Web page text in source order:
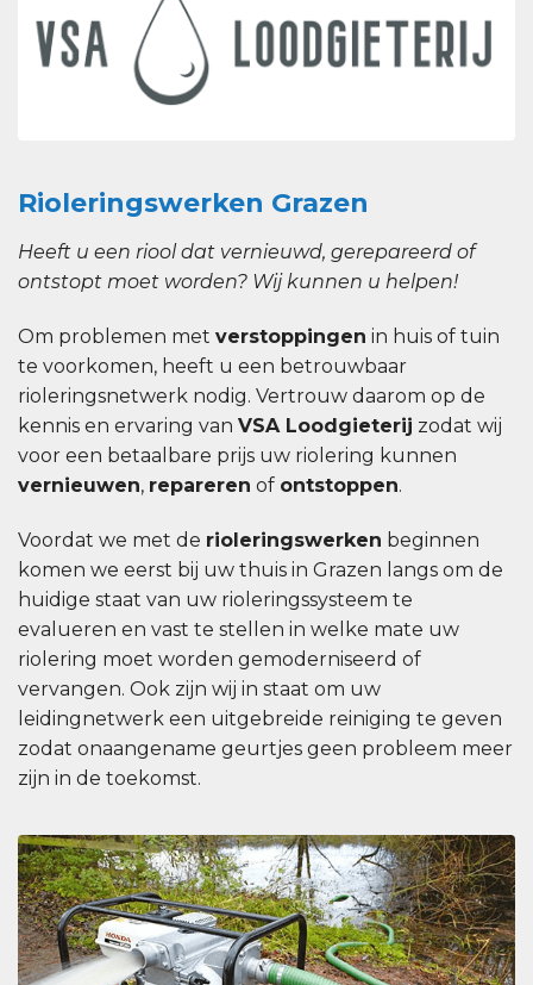
Rioleringswerken Grazen
Heeft u een riool dat vernieuwd, gerepareerd of
ontstopt moet worden? Wij kunnen u helpen!
Om problemen met verstoppingen in huis of tuin
te voorkomen, heeft u een betrouwbaar
rioleringsnetwerk nodig. Vertrouw daarom op de
kennis en ervaring van VSA Loodgieterij zodat wij
voor een betaalbare prijs uw riolering kunnen
vernieuwen, repareren of ontstoppen.
Voordat we met de rioleringswerken beginnen
komen we eerst bij uw thuis in Grazen langs om de
huidige staat van uw rioleringssysteem te
evalueren en vast te stellen in welke mate uw
riolering moet worden gemoderniseerd of
vervangen. Ook zijn wij in staat om uw
leidingnetwerk een uitgebreide reiniging te geven
zodat onaangename geurtjes geen probleem meer
zijn in de toekomst.